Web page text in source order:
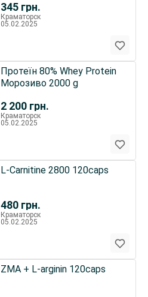
345 грн.
Краматорск
05.02.2025
2 200 грн.
Протеїн 80% Whey Protein
Морозиво 2000 g
Краматорск
05.02.2025
480 грн.
L-Carnitine 2800 120caps
Краматорск
05.02.2025
ZMA + L-arginin 120caps